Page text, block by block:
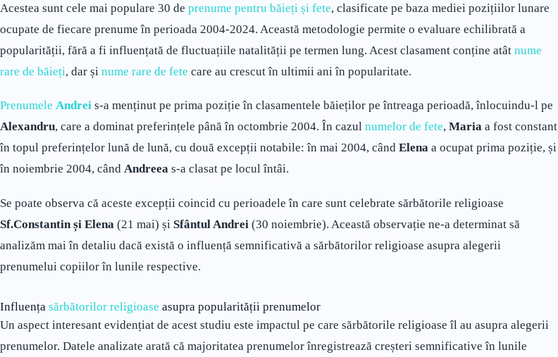
Acestea sunt cele mai populare 30 de prenume pentru băieți și fete, clasificate pe baza mediei pozițiilor lunare
ocupate de fiecare prenume în perioada 2004-2024. Această metodologie permite o evaluare echilibrată a
popularității, fără a fi influențată de fluctuațiile natalității pe termen lung. Acest clasament conține atât nume
rare de băieți, dar și nume rare de fete care au crescut în ultimii ani în popularitate.
Prenumele Andrei s-a menținut pe prima poziție în clasamentele băieților pe întreaga perioadă, înlocuindu-l pe
Alexandru, care a dominat preferințele până în octombrie 2004. În cazul numelor de fete, Maria a fost constant
în topul preferințelor lună de lună, cu două excepții notabile: în mai 2004, când Elena a ocupat prima poziție, și
în noiembrie 2004, când Andreea s-a clasat pe locul întâi.
Se poate observa că aceste excepții coincid cu perioadele în care sunt celebrate sărbătorile religioase
Sf.Constantin și Elena (21 mai) și Sfântul Andrei (30 noiembrie). Această observație ne-a determinat să
analizăm mai în detaliu dacă există o influență semnificativă a sărbătorilor religioase asupra alegerii
prenumelui copiilor în lunile respective.
Influența sărbătorilor religioase asupra popularității prenumelor
Un aspect interesant evidențiat de acest studiu este impactul pe care sărbătorile religioase îl au asupra alegerii
prenumelor. Datele analizate arată că majoritatea prenumelor înregistrează creșteri semnificative în lunile